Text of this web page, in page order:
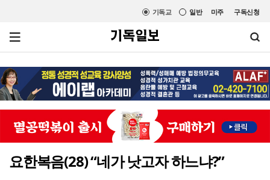
미주 구독신청
일반
기독교
요한복음(28) “네가 낫고자 하느냐?”